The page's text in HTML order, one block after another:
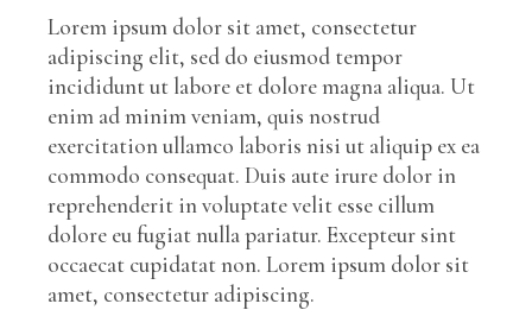
Lorem ipsum dolor sit amet, consectetur
adipiscing elit, sed do eiusmod tempor
incididunt ut labore et dolore magna aliqua. Ut
enim ad minim veniam, quis nostrud
exercitation ullamco laboris nisi ut aliquip ex ea
commodo consequat. Duis aute irure dolor in
reprehenderit in voluptate velit esse cillum
dolore eu fugiat nulla pariatur. Excepteur sint
occaecat cupidatat non. Lorem ipsum dolor sit
amet, consectetur adipiscing.